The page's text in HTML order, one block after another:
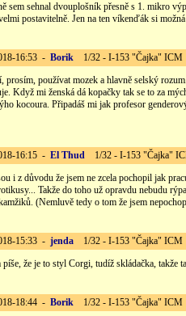
sem sehnal dvouplošník přesně s 1. mikro
postavitelně. Jen na ten víkenďák si
16:53 - Borik 1/32 - I-153 "Čajka" ICM
prosím, používat mozek a hlavně selský
Když mi ženská dá kopačky tak se to za
kocoura. Připadáš mi jak profesor
16:15 - El Thud 1/32 - I-153 "Čajka"
i z důvodu že jsem ne zcela pochopil jak
Takže do toho už opravdu nebudu
(Nemluvě tedy o tom že jsem
15:33 - jenda 1/32 - I-153 "Čajka" ICM
že je to styl Corgi, tudíž skládačka, takže
18:44 - Borik 1/32 - I-153 "Čajka" ICM